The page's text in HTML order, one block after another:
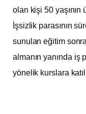
olan kişi 50 yaşının
İşsizlik parasının
sunulan eğitim
almanın yanında iş
yönelik kurslara